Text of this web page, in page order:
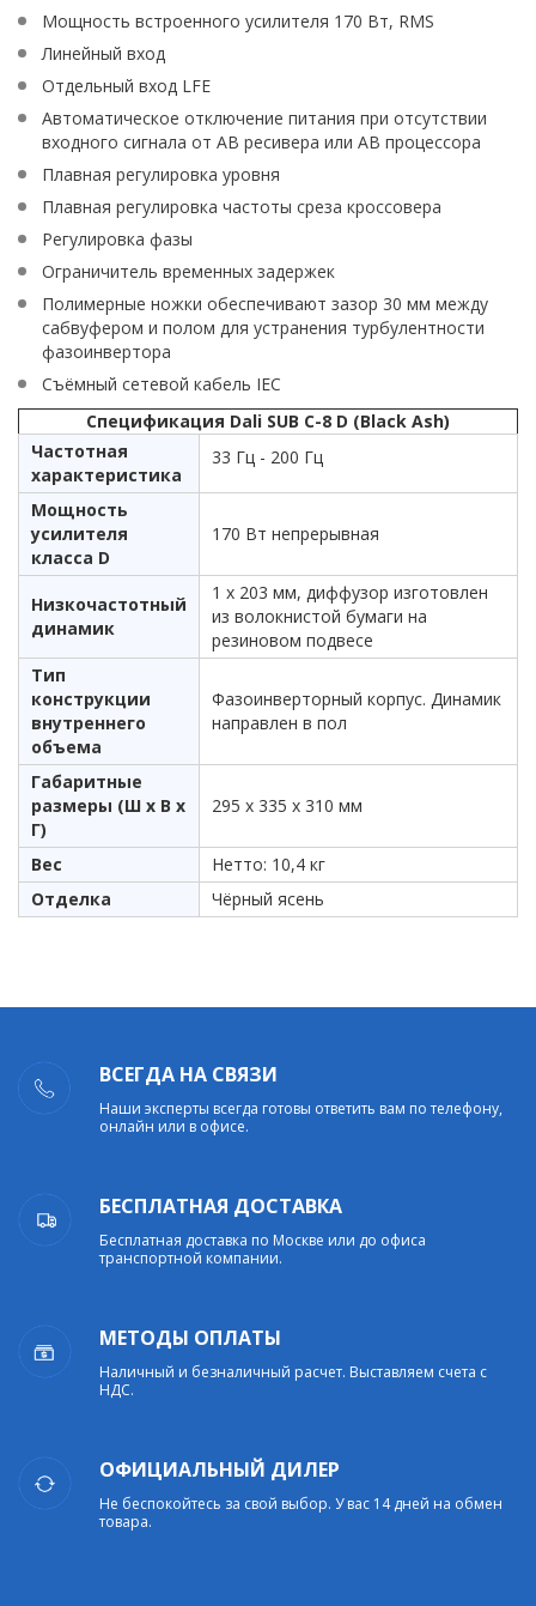
Мощность встроенного усилителя 170 Вт, RMS
Линейный вход
Отдельный вход LFE
Автоматическое отключение питания при отсутствии
входного сигнала от АВ ресивера или АВ процессора
Плавная регулировка уровня
Плавная регулировка частоты среза кроссовера
Регулировка фазы
Ограничитель временных задержек
Полимерные ножки обеспечивают зазор 30 мм между
сабвуфером и полом для устранения турбулентности
фазоинвертора
Съёмный сетевой кабель IEC
Спецификация Dali SUB C-8 D (Black Ash)
Частотная
характеристика
33 Гц - 200 Гц
Мощность
усилителя
класса D
170 Вт непрерывная
Низкочастотный
динамик
1 х 203 мм, диффузор изготовлен
из волокнистой бумаги на
резиновом подвесе
Тип
конструкции
внутреннего
объема
Фазоинверторный корпус. Динамик
направлен в пол
Габаритные
размеры (Ш x В x
Г)
295 x 335 x 310 мм
Вес
Нетто: 10,4 кг
Отделка
Чёрный ясень
ВСЕГДА НА СВЯЗИ
Наши эксперты всегда готовы ответить вам по телефону,
онлайн или в офисе.
БЕСПЛАТНАЯ ДОСТАВКА
Бесплатная доставка по Москве или до офиса
транспортной компании.
МЕТОДЫ ОПЛАТЫ
Наличный и безналичный расчет. Выставляем счета с
НДС.
ОФИЦИАЛЬНЫЙ ДИЛЕР
Не беспокойтесь за свой выбор. У вас 14 дней на обмен
товара.